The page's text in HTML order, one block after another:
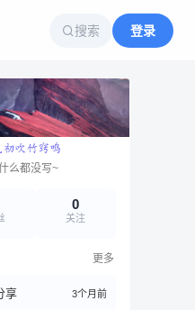
搜索 登录
么都没写~
0
关注
更多
享 3个月前